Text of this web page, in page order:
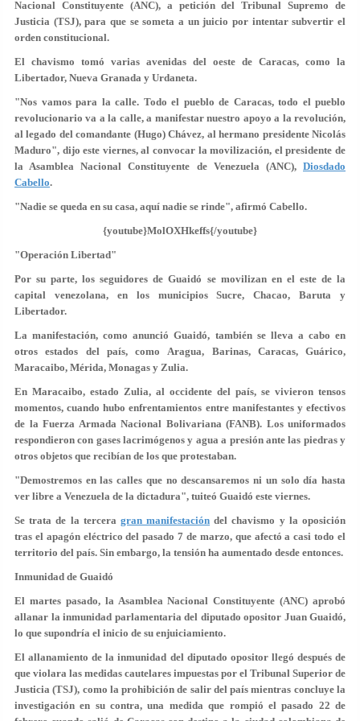
Nacional Constituyente (ANC), a petición del Tribunal Supremo de
Justicia (TSJ), para que se someta a un juicio por intentar subvertir el
orden constitucional.
El chavismo tomó varias avenidas del oeste de Caracas, como la
Libertador, Nueva Granada y Urdaneta.
"Nos vamos para la calle. Todo el pueblo de Caracas, todo el pueblo
revolucionario va a la calle, a manifestar nuestro apoyo a la revolución,
allegado del comandante (Hugo) Chávez, al hermano presidente Nicolás
Maduro", dijo este viernes, al convocar la movilización, el presidente de
la Asamblea Nacional Constituyente de Venezuela (ANC), Diosdado
Cabello.
"Nadie se queda en su casa, aquí nadie se rinde", afirmó Cabello.
{youtube}MolOXHkeffs{/youtube}
"Operación Libertad"
Por su parte, los seguidores de Guaidó se movilizan en el este de la
capital venezolana, en los municipios Sucre, Chacao, Baruta y
Libertador.
La manifestación, como anunció Guaidó, también se lleva a cabo en
otros estados del país, como Aragua, Barinas, Caracas, Guárico,
Maracaibo, Mérida, Monagas y Zulia.
En Maracaibo, estado Zulia, al occidente del país, se vivieron tensos
momentos, cuando hubo enfrentamientos entre manifestantes y efectivos
de la Fuerza Armada Nacional Bolivariana (FANB). Los uniformados
respondieron con gases lacrimógenos y agua a presión ante las piedras y
otros objetos que recibían de los que protestaban.
"Demostremos en las calles que no descansaremos ni un solo día hasta
ver libre a Venezuela de la dictadura", tuiteó Guaidó este viernes.
Se trata de la tercera gran manifestación del chavismo y la oposición
tras el apagón eléctrico del pasado 7 de marzo, que afectó a casi todo el
territorio del país. Sin embargo, la tensión ha aumentado desde entonces.
Inmunidad de Guaidó
El martes pasado, la Asamblea Nacional Constituyente (ANC) aprobó
allanar la inmunidad parlamentaria del diputado opositor Juan Guaidó,
lo que supondría el inicio de su enjuiciamiento.
El allanamiento de la inmunidad del diputado opositor llegó después de
que violara las medidas cautelares impuestas por el Tribunal Superior de
Justicia (TSJ), como la prohibición de salir del país mientras concluye la
investigación en su contra, una medida que rompió el pasado 22 de